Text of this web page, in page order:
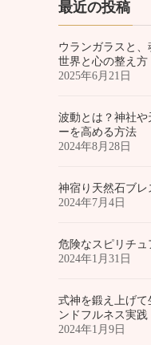
最近の投稿
ウランガラスと
世界と心の整え方
2025年6月21日
波動とは？神社
ーを高める方法
2024年8月28日
神宿り天然石ブ
2024年7月4日
危険なスピリチ
2024年1月31日
式神を鍛え上げ
ンドフルネス実践
2024年1月9日